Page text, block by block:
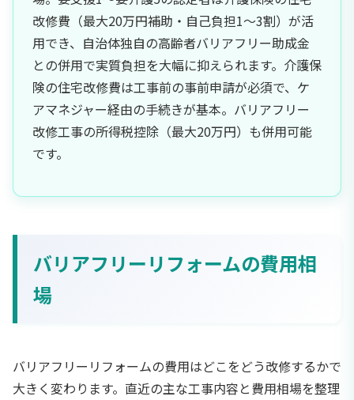
改修費（最大20万円補助・自己負担1〜3割）が活
用でき、自治体独自の高齢者バリアフリー助成金
との併用で実質負担を大幅に抑えられます。介護保
険の住宅改修費は工事前の事前申請が必須で、ケ
アマネジャー経由の手続きが基本。バリアフリー
改修工事の所得税控除（最大20万円）も併用可能
です。
バリアフリーリフォームの費用相
場
バリアフリーリフォームの費用はどこをどう改修するかで
大きく変わります。直近の主な工事内容と費用相場を整理